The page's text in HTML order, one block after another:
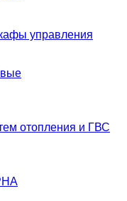
управления
отопления и ГВС